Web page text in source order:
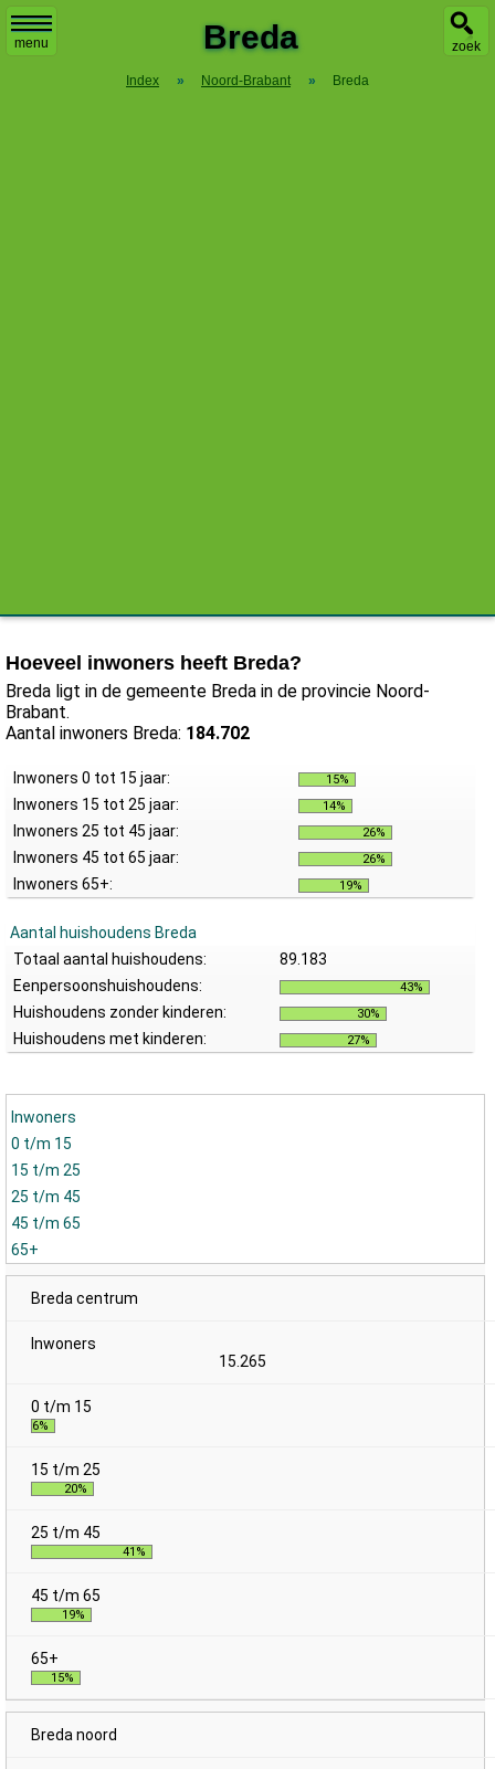
menu zoek
Breda
Index » Noord-Brabant » Breda
Hoeveel inwoners heeft Breda?
Breda ligt in de gemeente Breda in de provincie Noord-
Brabant.
Aantal inwoners Breda: 184.702
Inwoners 0 tot 15 jaar: 15%
Inwoners 15 tot 25 jaar: 14%
Inwoners 25 tot 45 jaar: 26%
Inwoners 45 tot 65 jaar: 26%
Inwoners 65+: 19%
Aantal huishoudens Breda
Totaal aantal huishoudens:
89.183
Eenpersoonshuishoudens:
43%
Huishoudens zonder kinderen: 30%
Huishoudens met kinderen: 27%
Inwoners
0 t/m 15
15 t/m 25
25 t/m 45
45 t/m 65
65+
Breda centrum
15.265
6%
20%
41%
19%
15%
Breda noord